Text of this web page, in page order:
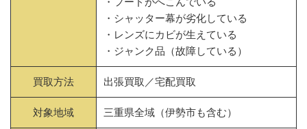
・シャッター幕が劣化している
・レンズにカビが生えている
・ジャンク品（故障している）
買取方法 出張買取／宅配買取
対象地域 三重県全域（伊勢市も含む）